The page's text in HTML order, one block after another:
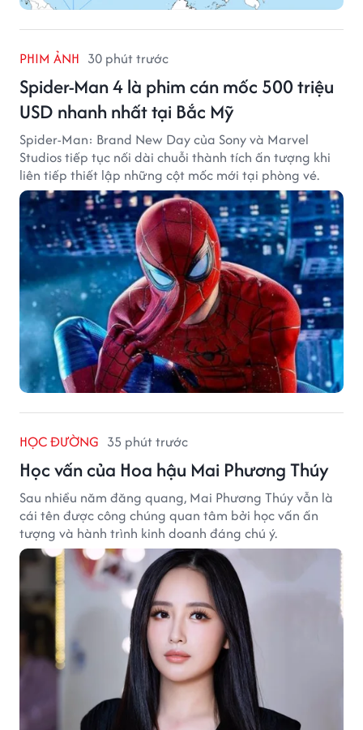
PHIM ẢNH 30 phút trước
Spider-Man 4 là phim cán mốc 500 triệu
USD nhanh nhất tại Bắc Mỹ
Spider-Man: Brand New Day của Sony và Marvel
Studios tiếp tục nối dài chuỗi thành tích ấn tượng khi
liên tiếp thiết lập những cột mốc mới tại phòng vé.
HỌC ĐƯỜNG 35 phút trước
Học vấn của Hoa hậu Mai Phương Thúy
Sau nhiều năm đăng quang, Mai Phương Thúy vẫn là
cái tên được công chúng quan tâm bởi học vấn ấn
tượng và hành trình kinh doanh đáng chú ý.